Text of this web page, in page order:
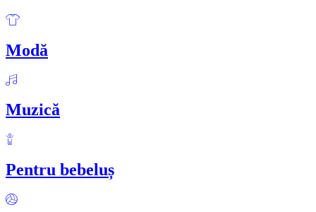
Modă
Muzică
Pentru bebeluș